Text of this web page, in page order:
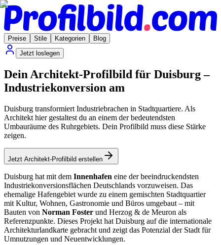
Preise Stile Kategorien
Blog
Jetzt loslegen
Dein Architekt-Profilbild für Duisburg –
Industriekonversion am
Duisburg transformiert Industriebrachen in Stadtquartiere. Als
Architekt hier gestaltest du an einem der bedeutendsten
Umbauräume des Ruhrgebiets. Dein Profilbild muss diese Stärke
zeigen.
Jetzt Architekt-Profilbild erstellen
Duisburg hat mit dem Innenhafen eine der beeindruckendsten
Industriekonversionsflächen Deutschlands vorzuweisen. Das
ehemalige Hafengebiet wurde zu einem gemischten Stadtquartier
mit Kultur, Wohnen, Gastronomie und Büros umgebaut – mit
Bauten von Norman Foster und Herzog & de Meuron als
Referenzpunkte. Dieses Projekt hat Duisburg auf die internationale
Architekturlandkarte gebracht und zeigt das Potenzial der Stadt für
Umnutzungen und Neuentwicklungen.